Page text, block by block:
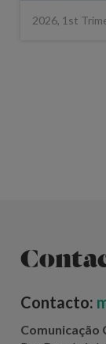
2026, 1st
Contacto: